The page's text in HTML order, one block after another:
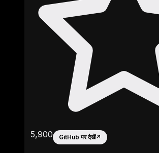
5,900 GitHub पर देखें↗